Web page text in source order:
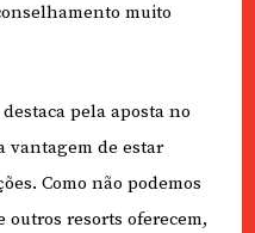
muito
pela aposta no
vantagem de estar
Como não podemos
outros resorts oferecem,